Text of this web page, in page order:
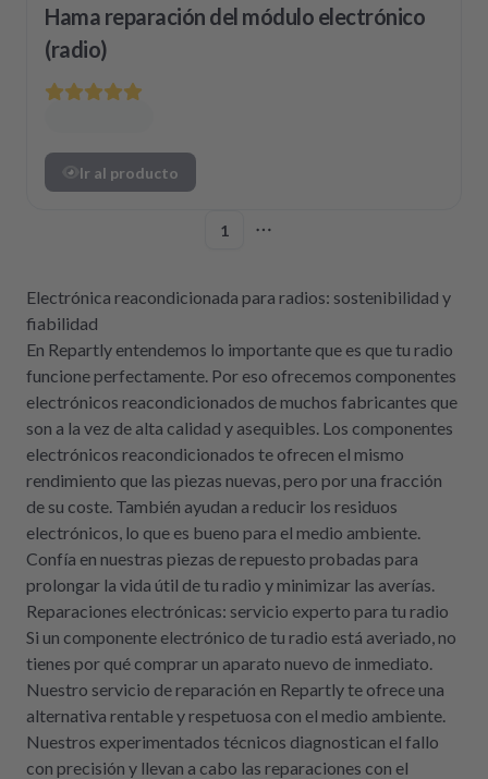
Hama reparación del módulo electrónico
(radio)
Ir al producto
1
Electrónica reacondicionada para radios: sostenibilidad y
fiabilidad
En Repartly entendemos lo importante que es que tu radio
funcione perfectamente. Por eso ofrecemos componentes
electrónicos reacondicionados de muchos fabricantes que
son a la vez de alta calidad y asequibles. Los componentes
electrónicos reacondicionados te ofrecen el mismo
rendimiento que las piezas nuevas, pero por una fracción
de su coste. También ayudan a reducir los residuos
electrónicos, lo que es bueno para el medio ambiente.
Confía en nuestras piezas de repuesto probadas para
prolongar la vida útil de tu radio y minimizar las averías.
Reparaciones electrónicas: servicio experto para tu radio
Si un componente electrónico de tu radio está averiado, no
tienes por qué comprar un aparato nuevo de inmediato.
Nuestro servicio de reparación en Repartly te ofrece una
alternativa rentable y respetuosa con el medio ambiente.
Nuestros experimentados técnicos diagnostican el fallo
con precisión y llevan a cabo las reparaciones con el